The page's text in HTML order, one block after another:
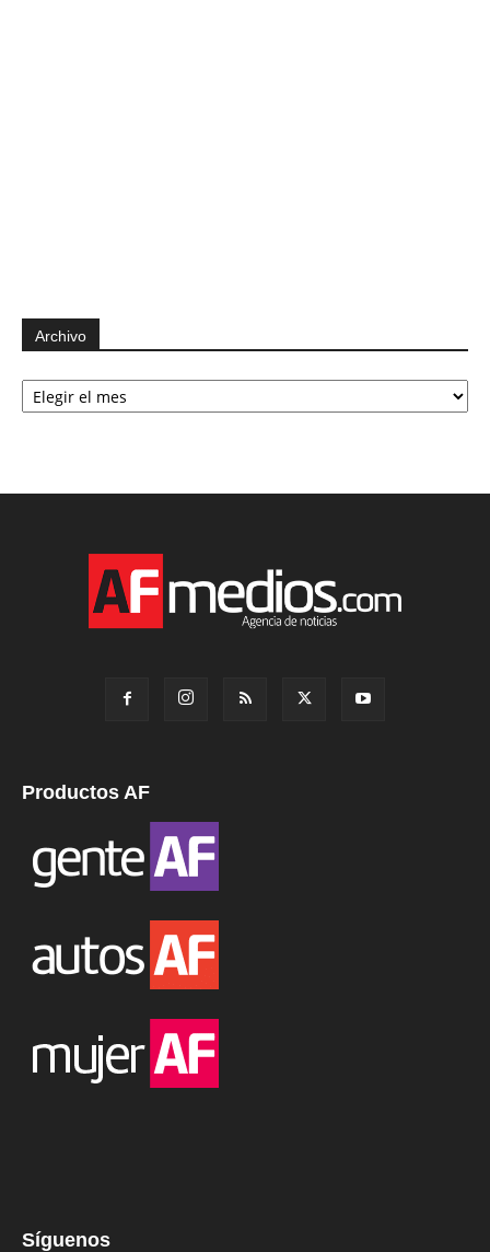
Archivo
Archivo
Productos AF
Síguenos